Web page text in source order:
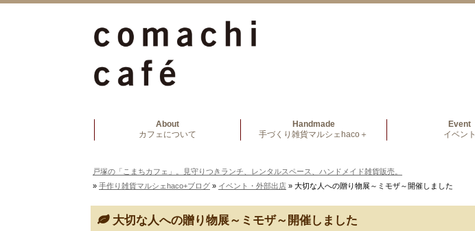
About
カフェについて
Handmade
手づくり雑貨マルシェhaco＋
Event
イベント
戸塚の「こまちカフェ」。見守りつきランチ、レンタルスペース、ハンドメイド雑貨販売。
» 手作り雑貨マルシェhaco+ブログ » イベント・外部出店 » 大切な人への贈り物展～ミモザ～開催しました
大切な人への贈り物展～ミモザ～開催しました